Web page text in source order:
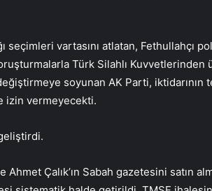
seçimleri vartasını atlatan, Fethullahçı
Türk Silahlı Kuvvetlerinden
soyunan AK Parti, iktidarının
izin vermeyecekti.
Ahmet Çalık’ın Sabah gazetesini satın